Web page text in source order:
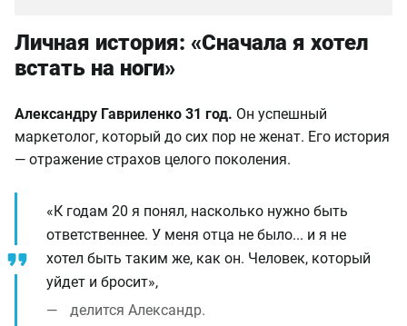
Личная история: «Сначала я хотел
встать на ноги»
Александру Гавриленко 31 год. Он успешный
маркетолог, который до сих пор не женат. Его история
— отражение страхов целого поколения.
«К годам 20 я понял, насколько нужно быть
ответственнее. У меня отца не было... и я не
хотел быть таким же, как он. Человек, который
уйдет и бросит»,
делится Александр.